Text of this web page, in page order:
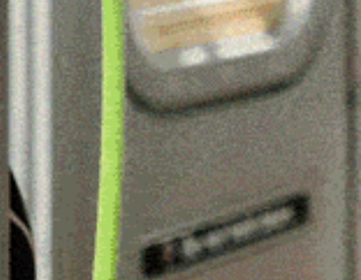
ARTICOLI RECENTI
Scontro tra due auto sulla SP 125 Olbia-
Arzachena, feriti i conducenti
9 Agosto 2026